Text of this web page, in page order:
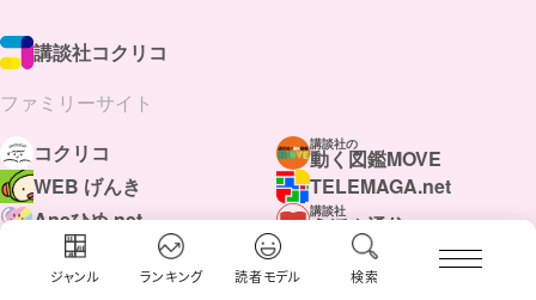
ジャンル ランキング 読者モデル 検索
講談社コクリコ
ファミリーサイト
コクリコ
講談社の
動く図鑑MOVE
WEB げんき
TELEMAGA.net
Aneひめ.net
講談社
えほん通信
青い鳥文庫
はやみねかおる FAN CLUB
赤い夢学園